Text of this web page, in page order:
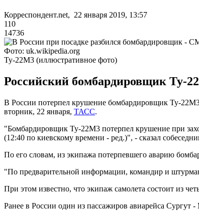
Корреспондент.net, 22 января 2019, 13:57
110
14736
Фото: uk.wikipedia.org
Ту-22М3 (иллюстративное фото)
Российский бомбардировщик Ту-
В России потерпел крушение бомбардировщик Ту-
вторник, 22 января, ТАСС.
"Бомбардировщик Ту-22М3 потерпел крушение при
(12:40 по киевскому времени - ред.)", - сказал
По его словам, из экипажа потерпевшего аварию
"По предварительной информации, командир и
При этом известно, что экипаж самолета состоит из
Ранее в России один из пассажиров авиарейса Сургут